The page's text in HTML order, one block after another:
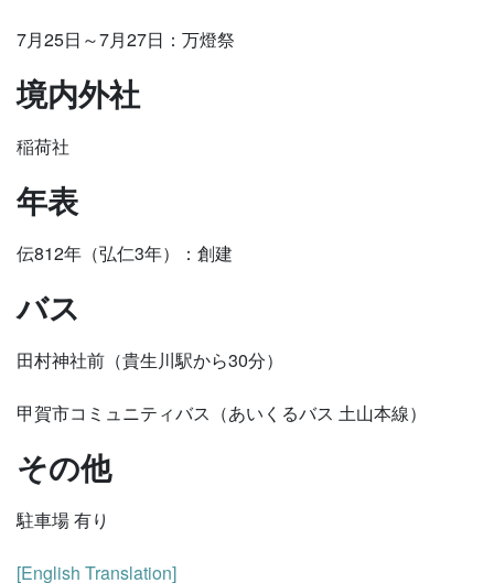
7月25日～7月27日：万燈祭
境内外社
稲荷社
年表
伝812年（弘仁3年）：創建
バス
田村神社前（貴生川駅から30分）
甲賀市コミュニティバス（あいくるバス 土山本線）
その他
駐車場 有り
[English Translation]